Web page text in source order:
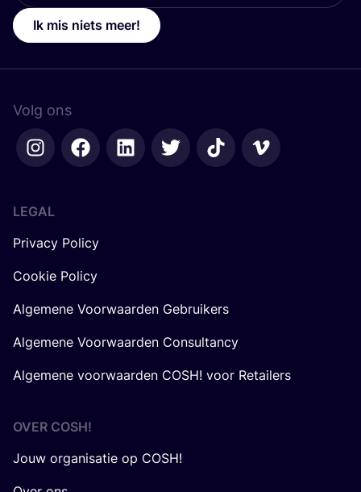
Ik mis niets meer!
Volg ons
LEGAL
Privacy Policy
Cookie Policy
Algemene Voorwaarden Gebruikers
Algemene Voorwaarden Consultancy
Algemene voorwaarden COSH! voor Retailers
OVER COSH!
Jouw organisatie op COSH!